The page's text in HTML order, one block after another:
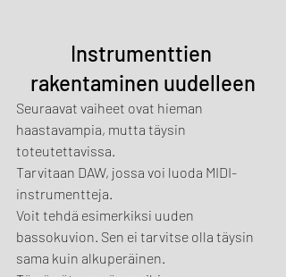
Instrumenttien
rakentaminen uudelleen
Seuraavat vaiheet ovat hieman
haastavampia, mutta täysin
toteutettavissa.
Tarvitaan DAW, jossa voi luoda MIDI-
instrumentteja.
Voit tehdä esimerkiksi uuden
bassokuvion. Sen ei tarvitse olla täysin
sama kuin alkuperäinen.